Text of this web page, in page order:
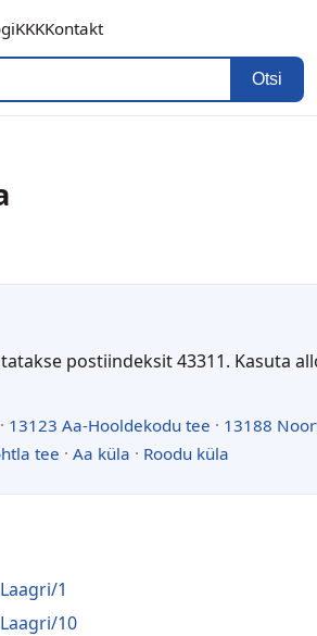
KKKKontakt
Otsi
postiindeksit 43311. Kasuta
· 13123 Aa-Hooldekodu tee · 13188
tee · Aa küla · Roodu küla
Laagri/1
Laagri/10